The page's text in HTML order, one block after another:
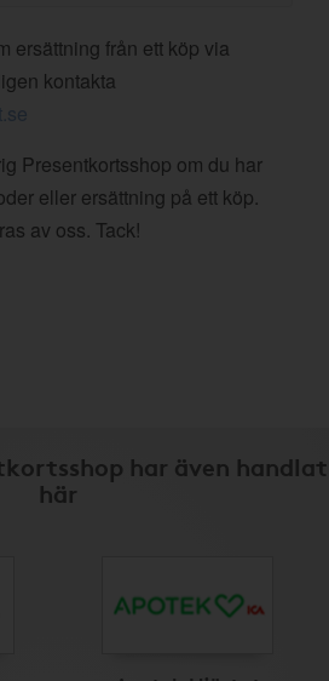
ersättning från ett köp via
kontakta
Presentkortsshop om du har
eller ersättning på ett köp.
av oss. Tack!
har även handlat
här